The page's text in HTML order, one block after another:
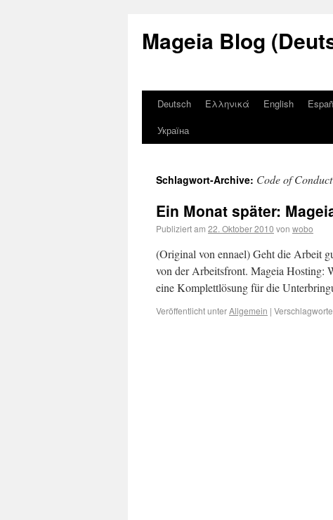
Mageia Blog
Deutsch Ελληνικά English
Україна
Schlagwort-Archive: Code of Conduct
Ein Monat später:
Publiziert am 22. Oktober 2010 von wobo
(Original von ennael) Geht die Arbeit
von der Arbeitsfront. Mageia Hosting:
eine Komplettlösung für die
Veröffentlicht unterAllgemein |